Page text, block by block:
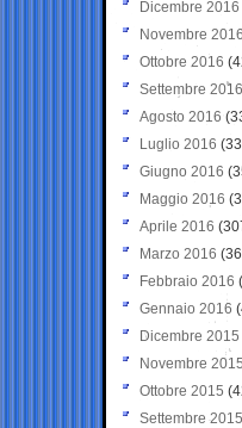
Dicembre 2016
Novembre 2016
Ottobre 2016
Settembre 2016
Agosto 2016
Luglio 2016
Giugno 2016
Maggio 2016
Aprile 2016
Marzo 2016
Febbraio 2016
Gennaio 2016
Dicembre 2015
Novembre 2015
Ottobre 2015
Settembre 2015